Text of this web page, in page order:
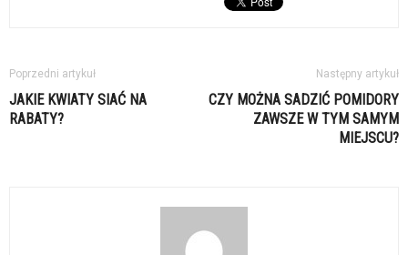
Poprzedni artykuł
JAKIE KWIATY SIAĆ NA
RABATY?
Następny artykuł
CZY MOŻNA SADZIĆ POMIDORY
ZAWSZE W TYM SAMYM
MIEJSCU?